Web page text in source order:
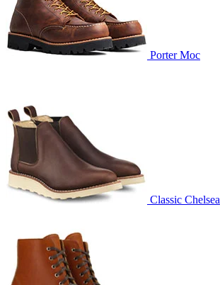
Porter Moc
Classic Chelsea